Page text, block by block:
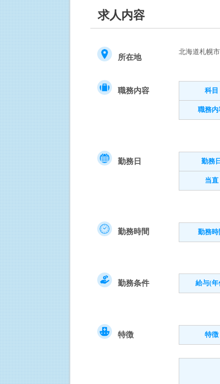
求人内容
所在地
北海道札幌市
職務内容 科目
職務内
勤務日 勤務
当直
勤務時間 勤務時
勤務条件 給与(年
特徴 特徴